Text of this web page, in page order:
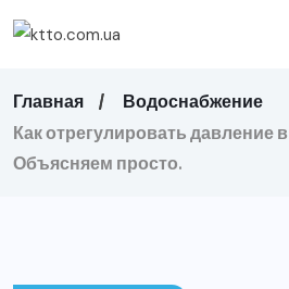
Главная
Водоснабжение
Как отрегулировать давление
Объясняем просто.